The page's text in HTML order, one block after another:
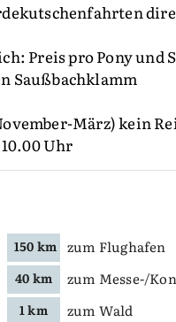
Preis pro Pony und
Saußbachklamm
März) kein
Uhr
150 km zum Flughafen
40 km zum Messe-/
1 km zum Wald